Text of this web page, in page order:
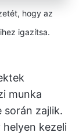
hogy az
igazítsa.
munka
során zajlik.
kezeli